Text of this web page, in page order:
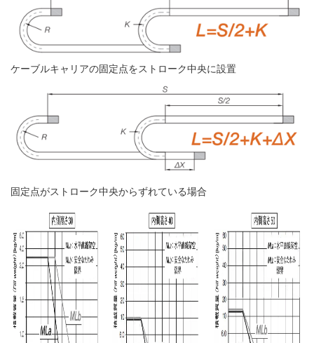
ケーブルキャリアの固定点をストローク中央に設置
固定点がストローク中央からずれている場合